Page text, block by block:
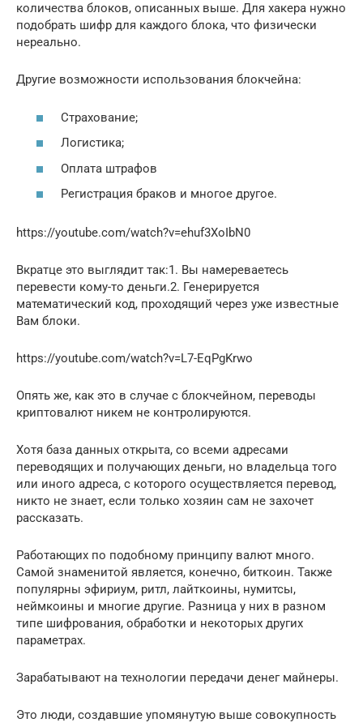
количества блоков, описанных выше. Для хакера нужно
подобрать шифр для каждого блока, что физически
нереально.
Другие возможности использования блокчейна:
Страхование;
Логистика;
Оплата штрафов
Регистрация браков и многое другое.
https://youtube.com/watch?v=ehuf3XoIbN0
Вкратце это выглядит так:1. Вы намереваетесь
перевести кому-то деньги.2. Генерируется
математический код, проходящий через уже известные
Вам блоки.
https://youtube.com/watch?v=L7-EqPgKrwo
Опять же, как это в случае с блокчейном, переводы
криптовалют никем не контролируются.
Хотя база данных открыта, со всеми адресами
переводящих и получающих деньги, но владельца того
или иного адреса, с которого осуществляется перевод,
никто не знает, если только хозяин сам не захочет
рассказать.
Работающих по подобному принципу валют много.
Самой знаменитой является, конечно, биткоин. Также
популярны эфириум, ритл, лайткоины, нумитсы,
неймкоины и многие другие. Разница у них в разном
типе шифрования, обработки и некоторых других
параметрах.
Зарабатывают на технологии передачи денег майнеры.
Это люди, создавшие упомянутую выше совокупность